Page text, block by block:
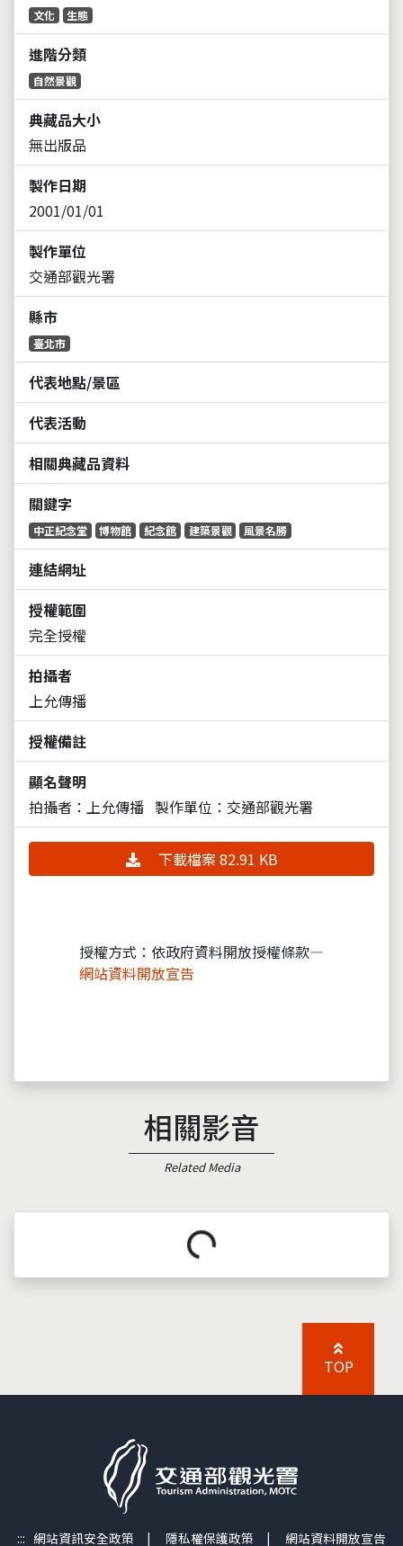
文化 生態
進階分類
自然景觀
典藏品大小
無出版品
製作日期
2001/01/01
製作單位
交通部觀光署
縣市
臺北市
代表地點/景區
代表活動
相關典藏品資料
關鍵字
中正紀念堂 博物館 紀念館 建築景觀 風景名勝
連結網址
授權範圍
完全授權
拍攝者
上允傳播
授權備註
顯名聲明
拍攝者：上允傳播 製作單位：交通部觀光署
下載檔案 82.91 KB
授權方式：依政府資料開放授權條款—
網站資料開放宣告
相關影音
Related Media
載入中...
TOP
::: 網站資訊安全政策 | 隱私權保護政策 | 網站資料開放宣告